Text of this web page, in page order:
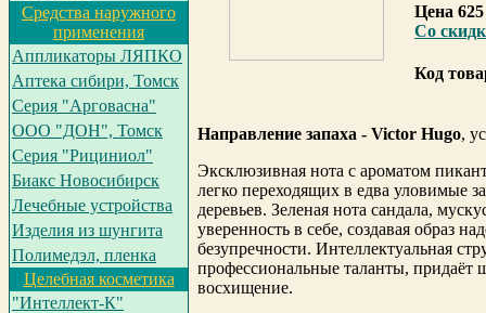
Средства наружного
применения
Аппликаторы ЛЯПКО
Аптека сибири, Томск
Серия "Арговасна"
ООО "ДОН", Томск
Серия "Рициниол"
Биакс Новосибирск
Лечебные устройства
Изделия из шунгита
Полимедэл, пленка
Целебная косметика
"Интеллект-К"
Цена
Cо
Код
Направление запаха - Victor Hugo,
Эксклюзивная нота с ароматом
легко переходящих в едва уловимые
деревьев. Зеленая нота сандала,
уверенность в себе, создавая образ
безупречности. Интеллектуальная
профессиональные таланты, придаёт
восхищение.